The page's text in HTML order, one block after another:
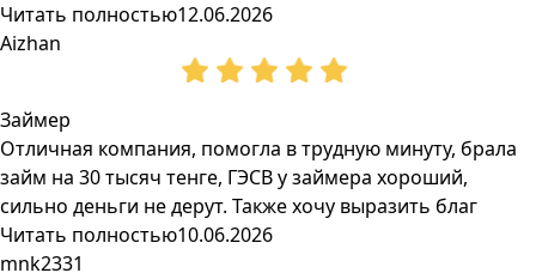
Читать полностью12.06.2026
Aizhan
Займер
Отличная компания, помогла в трудную минуту, брала
займ на 30 тысяч тенге, ГЭСВ у займера хороший,
сильно деньги не дерут. Также хочу выразить благ
Читать полностью10.06.2026
mnk2331